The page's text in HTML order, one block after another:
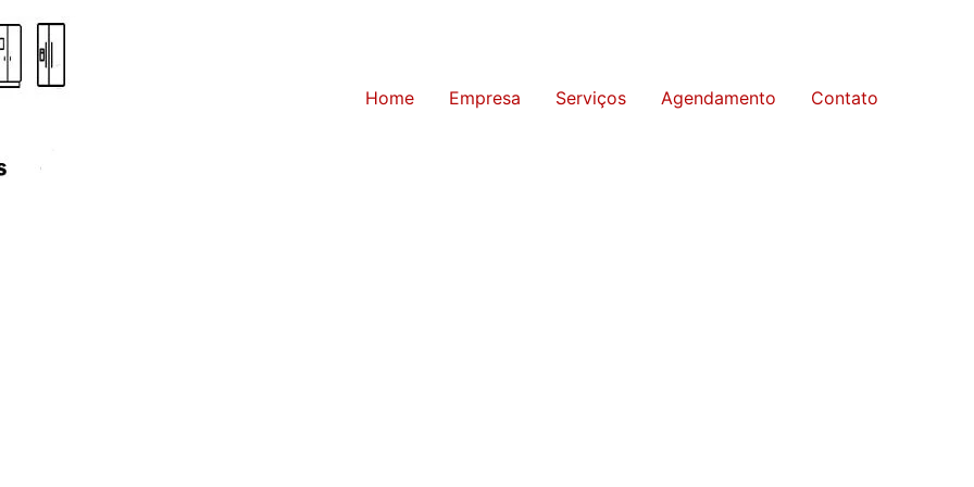
Home Empresa Serviços Agendamento Contato